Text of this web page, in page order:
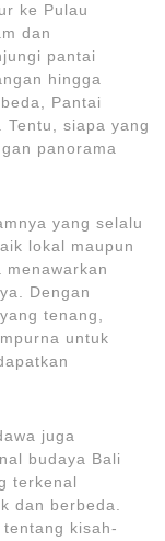
ke Pulau
dan
pantai
hingga
Pantai
Tentu, siapa yang
panorama
yang selalu
lokal maupun
menawarkan
Dengan
tenang,
untuk
juga
budaya Bali
terkenal
dan berbeda.
kisah-